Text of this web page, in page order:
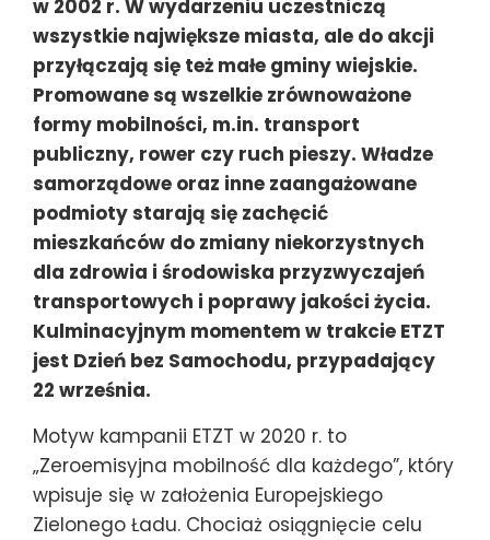
w 2002 r. W wydarzeniu uczestniczą
wszystkie największe miasta, ale do akcji
przyłączają się też małe gminy wiejskie.
Promowane są wszelkie zrównoważone
formy mobilności, m.in. transport
publiczny, rower czy ruch pieszy. Władze
samorządowe oraz inne zaangażowane
podmioty starają się zachęcić
mieszkańców do zmiany niekorzystnych
dla zdrowia i środowiska przyzwyczajeń
transportowych i poprawy jakości życia.
Kulminacyjnym momentem w trakcie ETZT
jest Dzień bez Samochodu, przypadający
22 września.
Motyw kampanii ETZT w 2020 r. to
„Zeroemisyjna mobilność dla każdego”, który
wpisuje się w założenia Europejskiego
Zielonego Ładu. Chociaż osiągnięcie celu